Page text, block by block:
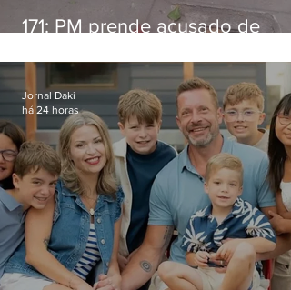
171: PM prende acusado de
Niterói
Jornal Daki
há 24 horas